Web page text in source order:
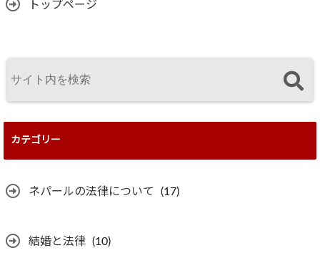
トップページ
カテゴリー
ネパールの法律について (17)
結婚と法律 (10)